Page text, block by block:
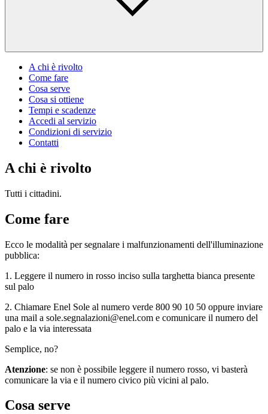
A chi è rivolto
Come fare
Cosa serve
Cosa si ottiene
Tempi e scadenze
Accedi al servizio
Condizioni di servizio
Contatti
A chi è rivolto
Tutti i cittadini.
Come fare
Ecco le modalità per segnalare i malfunzionamenti dell'illuminazione
pubblica:
1. Leggere il numero in rosso inciso sulla targhetta bianca presente
sul palo
2. Chiamare Enel Sole al numero verde 800 90 10 50 oppure inviare
una mail a sole.segnalazioni@enel.com e comunicare il numero del
palo e la via interessata
Semplice, no?
Atenzione: se non è possibile leggere il numero rosso, vi basterà
comunicare la via e il numero civico più vicini al palo.
Cosa serve